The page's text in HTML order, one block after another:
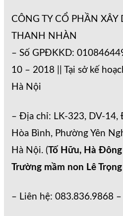
CÔNG TY CỔ PHẦN XÂY
THANH NHÀN
– Số GPĐKKD:
10 – 2018 || Tại sở kế
Hà Nội
– Địa chỉ: LK-323, DV-14,
Hòa Bình, Phường Yên
Hà Nội. (Tố Hữu, Hà Đông
Trường mầm non Lê Trọng
– Liên hệ: 083.836.9868